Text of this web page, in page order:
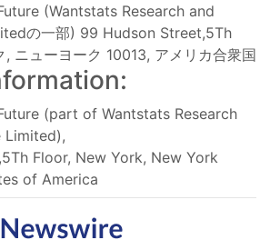
(Wantstats Research and
の一部) 99 Hudson Street,5Th
ニューヨーク 10013, アメリカ合衆国
(part of Wantstats Research
Limited),
Floor, New York, New York
of America